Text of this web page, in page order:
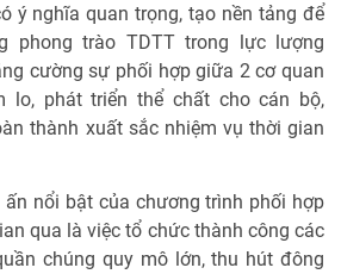
ý nghĩa quan trọng, tạo nền tảng để
phong trào TDTT trong lực lượng
cường sự phối hợp giữa 2 cơ quan
lo, phát triển thể chất cho cán bộ,
thành xuất sắc nhiệm vụ thời gian
nổi bật của chương trình phối hợp
qua là việc tổ chức thành công các
chúng quy mô lớn, thu hút đông